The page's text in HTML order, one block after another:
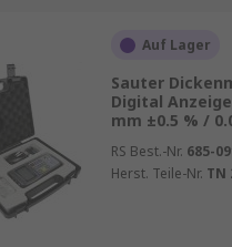
und Materialien
Lackschichten
Qualitätskontrolle
Materialstärken
Auf Lager
Sauter
Digital
mm ±0.5 % /
RS Best.-Nr. 685-
Herst. Teile-Nr. TN